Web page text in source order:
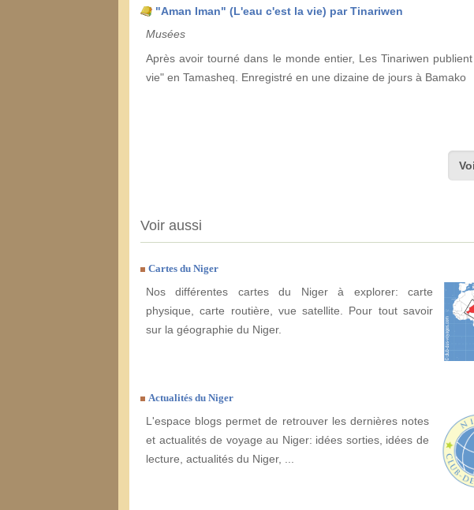
"Aman Iman" (L'eau c'est la vie) par Tinariwen
Musées
Après avoir tourné dans le monde entier, Les Tinariwen
vie" en Tamasheq. Enregistré en une dizaine de jours à Bamako
Voir aussi
Cartes du Niger
Nos différentes cartes du Niger à explorer: carte
physique, carte routière, vue satellite. Pour tout savoir
sur la géographie du Niger.
Actualités du Niger
L'espace blogs permet de retrouver les dernières notes
et actualités de voyage au Niger: idées sorties, idées de
lecture, actualités du Niger, ...